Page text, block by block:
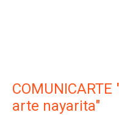
arte nayarita"